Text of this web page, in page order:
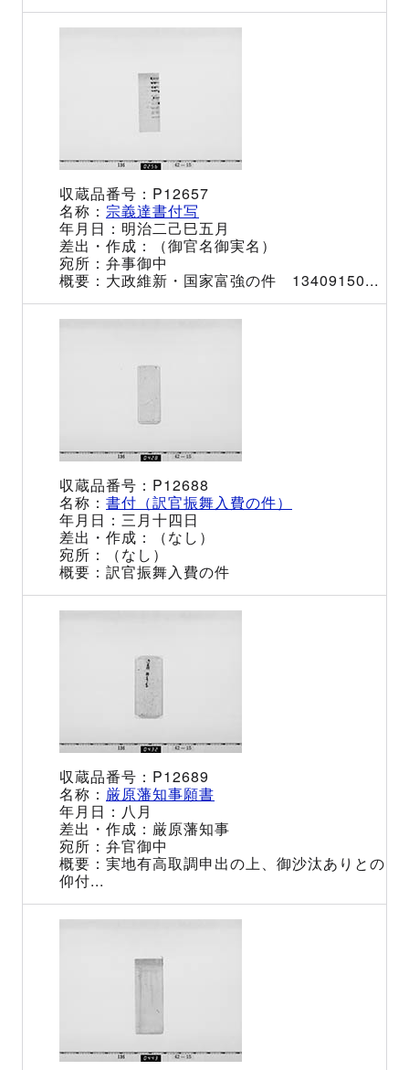
P12657
宗義達書付写
明治二己巳五月
（御官名御実名）
弁事御中
大政維新・国家富強の件 13409150...
P12688
書付（訳官振舞入費の件）
三月十四日
（なし）
（なし）
訳官振舞入費の件
P12689
厳原藩知事願書
八月
厳原藩知事
弁官御中
実地有高取調申出の上、御沙汰ありとの
仰付...